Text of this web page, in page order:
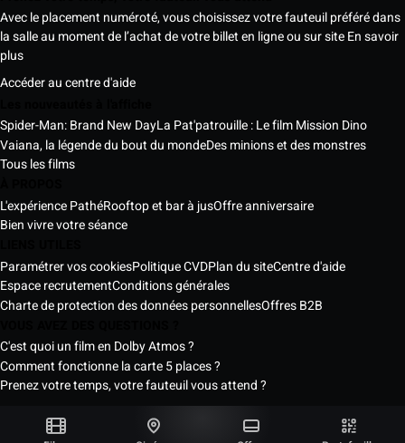
Avec le placement numéroté, vous choisissez votre fauteuil préféré dans
la salle au moment de l’achat de votre billet en ligne ou sur siteEn savoir
plus
Accéder au centre d'aide
Spider-Man: Brand New DayLa Pat'patrouille : Le film Mission Dino
Vaiana, la légende du bout du mondeDes minions et des monstres
Tous les films
L'expérience PathéRooftop et bar à jusOffre anniversaire
Bien vivre votre séance
Paramétrer vos cookiesPolitique CVDPlan du siteCentre d'aide
Espace recrutementConditions générales
Charte de protection des données personnellesOffres B2B
C'est quoi un film en Dolby Atmos ?
Comment fonctionne la carte 5 places ?
Prenez votre temps, votre fauteuil vous attend ?
Les Cinémas Pathé Sénégal © 2026